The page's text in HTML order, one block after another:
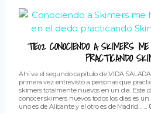
T1E02 CONOCIENDO A SKIMERS
PRACTICANDO
Ahí va el segundo capitulo de VIDA
primera vez entrevisto a personas que
skimers totalmente nuevos en un dia. Este
conocer skimers nuevos todos los dias es
uno es de Alicante y el otro es de Madrid… ...